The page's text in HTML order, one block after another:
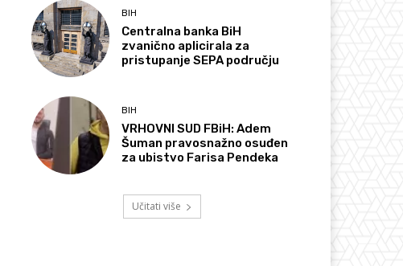
BIH
Centralna banka BiH
zvanično aplicirala za
pristupanje SEPA području
BIH
VRHOVNI SUD FBiH: Adem
Šuman pravosnažno osuđen
za ubistvo Farisa Pendeka
Učitati više